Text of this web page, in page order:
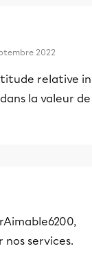
2022
relative
la valeur de
services.